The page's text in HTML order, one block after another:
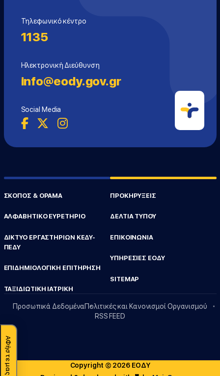
Τηλεφωνικό κέντρο
1135
Ηλεκτρονική Διεύθυνση
info@eody.gov.gr
Social Media
ΣΚΟΠΟΣ & ΟΡΑΜΑ
ΑΛΦΑΒΗΤΙΚΟ ΕΥΡΕΤΗΡΙΟ
ΔΙΚΤΥΟ ΕΡΓΑΣΤΗΡΙΩΝ ΚΕΔΥ-
ΠΕΔΥ
ΕΠΙΔΗΜΙΟΛΟΓΙΚΗ ΕΠΙΤΗΡΗΣΗ
ΤΑΞΙΔΙΩΤΙΚΗ ΙΑΤΡΙΚΗ
ΠΡΟΚΗΡΥΞΕΙΣ
ΔΕΛΤΙΑ ΤΥΠΟΥ
ΕΠΙΚΟΙΝΩΝΙΑ
ΥΠΗΡΕΣΙΕΣ ΕΟΔΥ
SITEMAP
Προσωπικά ΔεδομέναΠολιτικές και Κανονισμοί Οργανισμού
RSS FEED
Copyright © 2026 ΕΟΔΥ